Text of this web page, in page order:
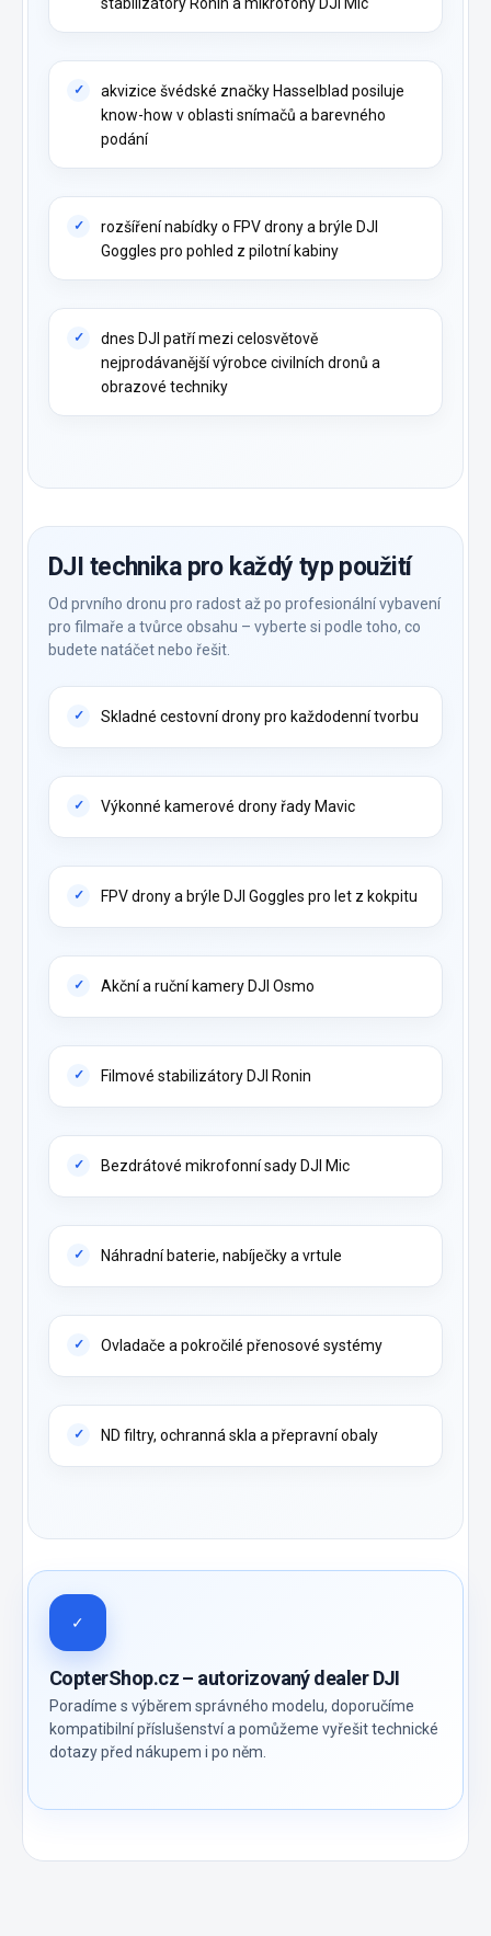
stabilizátory Ronin a mikrofony DJI Mic
akvizice švédské značky Hasselblad posiluje
know-how v oblasti snímačů a barevného
podání
rozšíření nabídky o FPV drony a brýle DJI
Goggles pro pohled z pilotní kabiny
dnes DJI patří mezi celosvětově
nejprodávanější výrobce civilních dronů a
obrazové techniky
DJI technika pro každý typ použití
Od prvního dronu pro radost až po profesionální vybavení
pro filmaře a tvůrce obsahu – vyberte si podle toho, co
budete natáčet nebo řešit.
Skladné cestovní drony pro každodenní tvorbu
Výkonné kamerové drony řady Mavic
FPV drony a brýle DJI Goggles pro let z kokpitu
Akční a ruční kamery DJI Osmo
Filmové stabilizátory DJI Ronin
Bezdrátové mikrofonní sady DJI Mic
Náhradní baterie, nabíječky a vrtule
Ovladače a pokročilé přenosové systémy
ND filtry, ochranná skla a přepravní obaly
✓
CopterShop.cz – autorizovaný dealer DJI
Poradíme s výběrem správného modelu, doporučíme
kompatibilní příslušenství a pomůžeme vyřešit technické
dotazy před nákupem i po něm.